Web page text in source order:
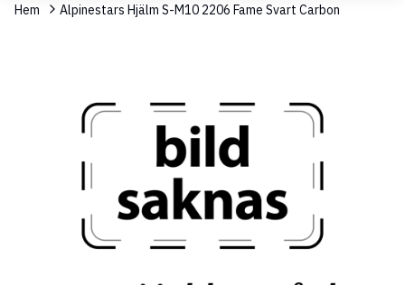
Hem Alpinestars Hjälm S-M10 2206 Fame Svart Carbon